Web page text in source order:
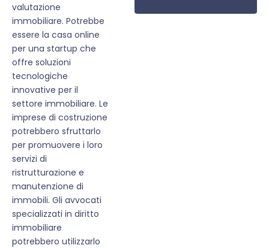
valutazione
immobiliare. Potrebbe
essere la casa online
per una startup che
offre soluzioni
tecnologiche
innovative per il
settore immobiliare. Le
imprese di costruzione
potrebbero sfruttarlo
per promuovere i loro
servizi di
ristrutturazione e
manutenzione di
immobili. Gli avvocati
specializzati in diritto
immobiliare
potrebbero utilizzarlo